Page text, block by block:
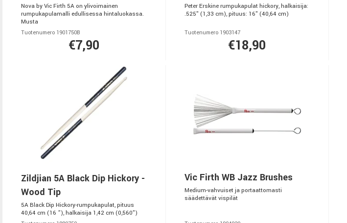
Nova by Vic Firth 5A on ylivoimainen
rumpukapulamalli edullisessa hintaluokassa.
Musta
Tuotenumero 1901750B
€7,90
Peter Erskine rumpukapulat hickory, halkaisija:
.525" (1,33 cm), pituus: 16" (40,64 cm)
Tuotenumero 1903147
€18,90
Zildjian 5A Black Dip Hickory -
Wood Tip
5A Black Dip Hickory-rumpukapulat, pituus
40,64 cm (16 ”), halkaisija 1,42 cm (0,560")
Vic Firth WB Jazz Brushes
Medium-vahvuiset ja portaattomasti
säädettävät vispilät